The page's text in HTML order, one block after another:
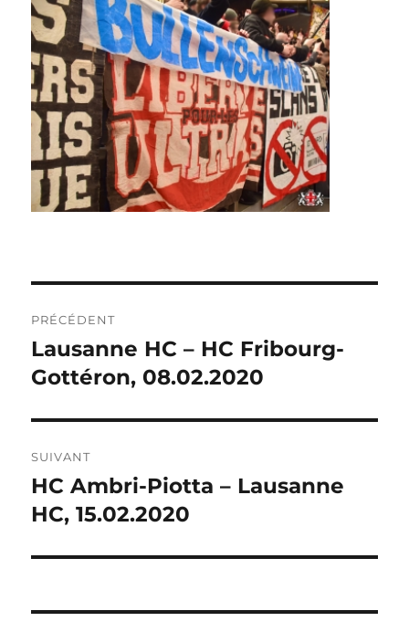
DE
L’ARTICLE
PRÉCÉDENT
Publication
précédente :
Lausanne HC – HC Fribourg-
Gottéron, 08.02.2020
SUIVANT
Publication
suivante :
HC Ambri-Piotta – Lausanne
HC, 15.02.2020